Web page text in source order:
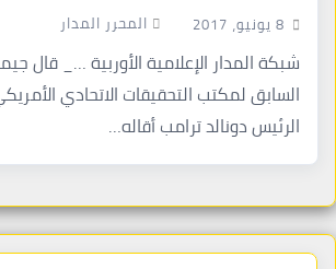
8 يونيو، 2017 المحرر المدار
شبكة المدار الإعلامية الأوربية …_ قال
السابق لمكتب التحقيقات الاتحادي
الرئيس دونالد ترامب أقاله…